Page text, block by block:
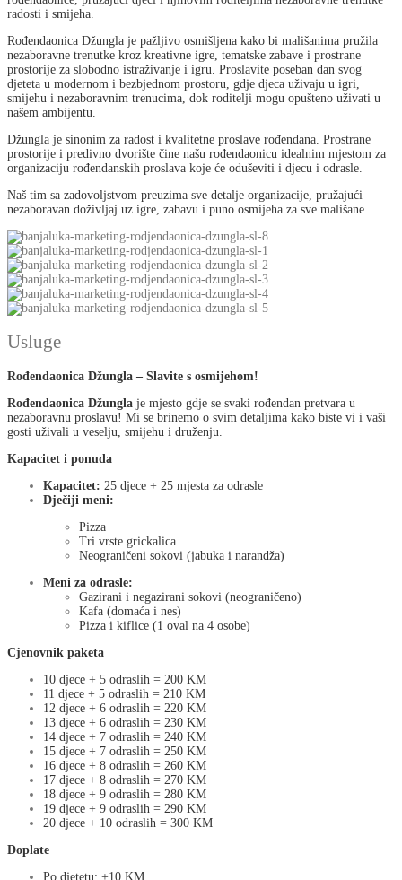
radosti i smijeha.
Rođendaonica Džungla je pažljivo osmišljena kako bi mališanima pružila
nezaboravne trenutke kroz kreativne igre, tematske zabave i prostrane
prostorije za slobodno istraživanje i igru. Proslavite poseban dan svog
djeteta u modernom i bezbjednom prostoru, gdje djeca uživaju u igri,
smijehu i nezaboravnim trenucima, dok roditelji mogu opušteno uživati u
našem ambijentu.
Džungla je sinonim za radost i kvalitetne proslave rođendana. Prostrane
prostorije i predivno dvorište čine našu rođendaonicu idealnim mjestom za
organizaciju rođendanskih proslava koje će oduševiti i djecu i odrasle.
Naš tim sa zadovoljstvom preuzima sve detalje organizacije, pružajući
nezaboravan doživljaj uz igre, zabavu i puno osmijeha za sve mališane.
Usluge
Rođendaonica Džungla – Slavite s osmijehom!
Rođendaonica Džungla je mjesto gdje se svaki rođendan pretvara u
nezaboravnu proslavu! Mi se brinemo o svim detaljima kako biste vi i vaši
gosti uživali u veselju, smijehu i druženju.
Kapacitet i ponuda
Kapacitet: 25 djece + 25 mjesta za odrasle
Dječiji meni:
Pizza
Tri vrste grickalica
Neograničeni sokovi (jabuka i narandža)
Meni za odrasle:
Gazirani i negazirani sokovi (neograničeno)
Kafa (domaća i nes)
Pizza i kiflice (1 oval na 4 osobe)
Cjenovnik paketa
10 djece + 5 odraslih = 200 KM
11 djece + 5 odraslih = 210 KM
12 djece + 6 odraslih = 220 KM
13 djece + 6 odraslih = 230 KM
14 djece + 7 odraslih = 240 KM
15 djece + 7 odraslih = 250 KM
16 djece + 8 odraslih = 260 KM
17 djece + 8 odraslih = 270 KM
18 djece + 9 odraslih = 280 KM
19 djece + 9 odraslih = 290 KM
20 djece + 10 odraslih = 300 KM
Doplate
Po djetetu: +10 KM